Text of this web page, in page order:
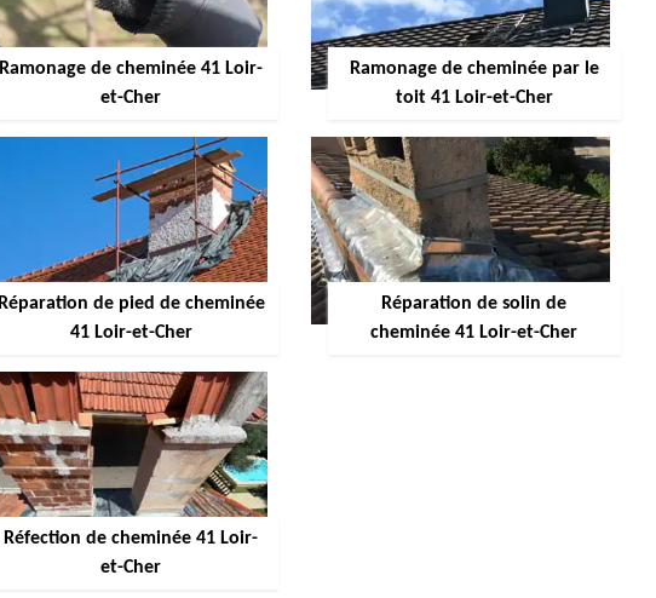
Ramonage de cheminée 41 Loir-
et-Cher
Ramonage de cheminée par le
toit 41 Loir-et-Cher
Réparation de pied de cheminée
41 Loir-et-Cher
Réparation de solin de
cheminée 41 Loir-et-Cher
Réfection de cheminée 41 Loir-
et-Cher